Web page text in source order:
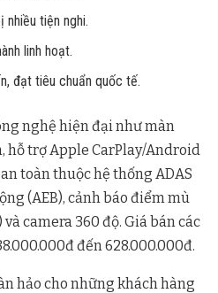
nhiều tiện nghi.
linh hoạt.
đạt tiêu chuẩn quốc tế.
nghệ hiện đại như màn
hỗ trợ Apple CarPlay/Android
toàn thuộc hệ thống ADAS
(AEB), cảnh báo điểm mù
camera 360 độ. Giá bán các
đến 628.000.000đ.
hảo cho những khách hàng